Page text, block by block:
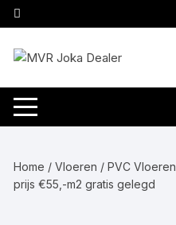
naar
inhoud
Home /Vloeren /PVC Vloeren
prijs €55,-m2 gratis gelegd